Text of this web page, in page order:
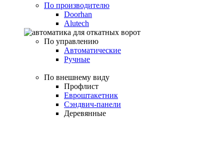
По производителю
Doorhan
Alutech
По управлению
Автоматические
Ручные
По внешнему виду
Профлист
Евроштакетник
Сэндвич-панели
Деревянные